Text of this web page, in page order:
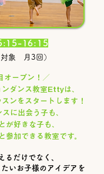
16:15
対象 月3回）
オープン！／
ダンス教室Ettyは、
ンをスタートします！
に出会う子も、
が好きな子も、
参加できる教室です。
るだけでなく、
いお子様のアイデアを